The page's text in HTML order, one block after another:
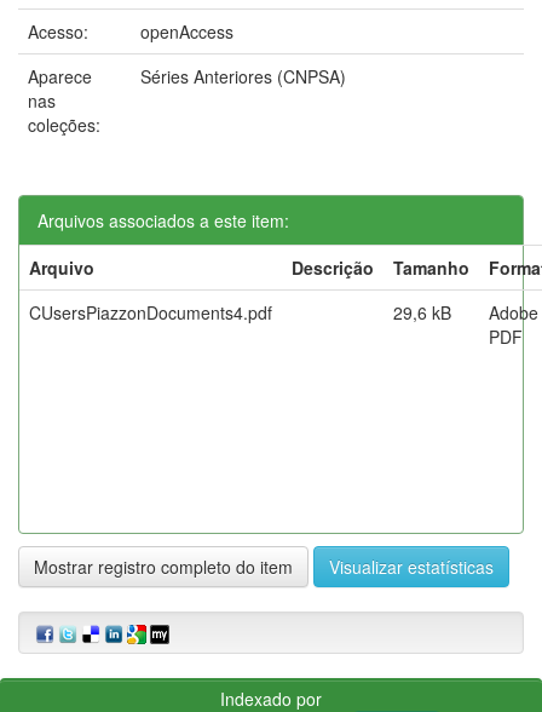
Acesso:
openAccess
Aparece
nas
coleções:
Séries Anteriores (CNPSA)
Arquivos associados a este item:
Arquivo
Descrição Tamanho
CUsersPiazzonDocuments4.pdf
29,6 kB
Adobe
PDF
Mostrar registro completo do item Visualizar estatísticas
Indexado por